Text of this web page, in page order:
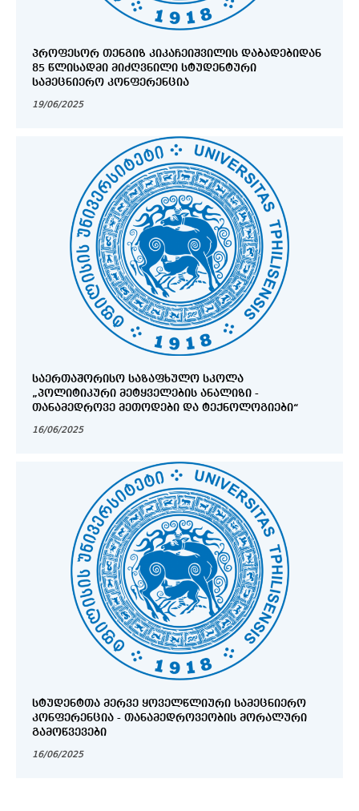
ᲞᲠᲝᲤᲔᲡᲝᲠ ᲗᲔᲜᲒᲘᲖ ᲙᲘᲙᲐᲩᲔᲘᲨᲕᲘᲚᲘᲡ ᲓᲐᲑᲐᲓᲔᲑᲘᲓᲐᲜ
85 ᲬᲚᲘᲡᲐᲓᲛᲘ ᲛᲘᲫᲦᲕᲜᲘᲚᲘ ᲡᲢᲣᲓᲔᲜᲢᲣᲠᲘ
ᲡᲐᲛᲔᲪᲜᲘᲔᲠᲝ ᲙᲝᲜᲤᲔᲠᲔᲜᲪᲘᲐ
19/06/2025
ᲡᲐᲔᲠᲗᲐᲨᲝᲠᲘᲡᲝ ᲡᲐᲖᲐᲤᲮᲣᲚᲝ ᲡᲙᲝᲚᲐ
„ᲞᲝᲚᲘᲢᲘᲙᲣᲠᲘ ᲛᲔᲢᲧᲕᲔᲚᲔᲑᲘᲡ ᲐᲜᲐᲚᲘᲖᲘ -
ᲗᲐᲜᲐᲛᲔᲓᲠᲝᲕᲔ ᲛᲔᲗᲝᲓᲔᲑᲘ ᲓᲐ ᲢᲔᲥᲜᲝᲚᲝᲒᲘᲔᲑᲘ“
16/06/2025
ᲡᲢᲣᲓᲔᲜᲢᲗᲐ ᲛᲔᲠᲕᲔ ᲧᲝᲕᲔᲚᲬᲚᲘᲣᲠᲘ ᲡᲐᲛᲔᲪᲜᲘᲔᲠᲝ
ᲙᲝᲜᲤᲔᲠᲔᲜᲪᲘᲐ - ᲗᲐᲜᲐᲛᲔᲓᲠᲝᲕᲔᲝᲑᲘᲡ ᲛᲝᲠᲐᲚᲣᲠᲘ
ᲒᲐᲛᲝᲬᲕᲔᲕᲔᲑᲘ
16/06/2025